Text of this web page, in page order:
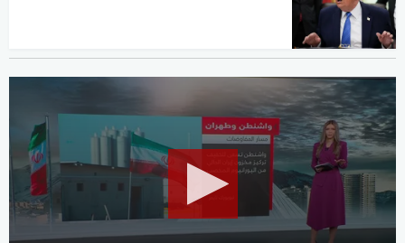
minute,
26